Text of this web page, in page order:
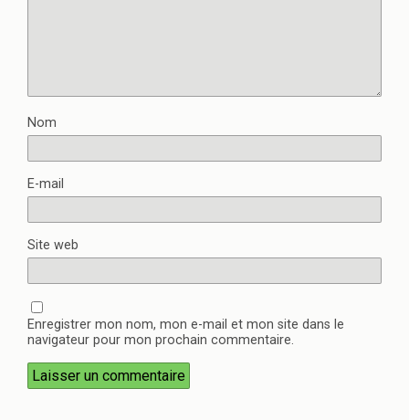
Nom
E-mail
Site web
Enregistrer mon nom, mon e-mail et mon site dans le
navigateur pour mon prochain commentaire.